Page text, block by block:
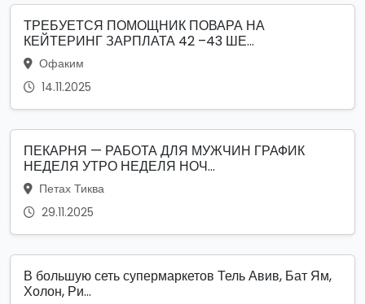
ТРЕБУЕТСЯ ПОМОЩНИК ПОВАРА НА
КЕЙТЕРИНГ ЗАРПЛАТА 42 –43 ШЕ...
Офаким
14.11.2025
ПЕКАРНЯ — РАБОТА ДЛЯ МУЖЧИН ГРАФИК
НЕДЕЛЯ УТРО НЕДЕЛЯ НОЧ...
Петах Тиква
29.11.2025
В большую сеть супермаркетов Тель Авив, Бат Ям,
Холон, Ри...